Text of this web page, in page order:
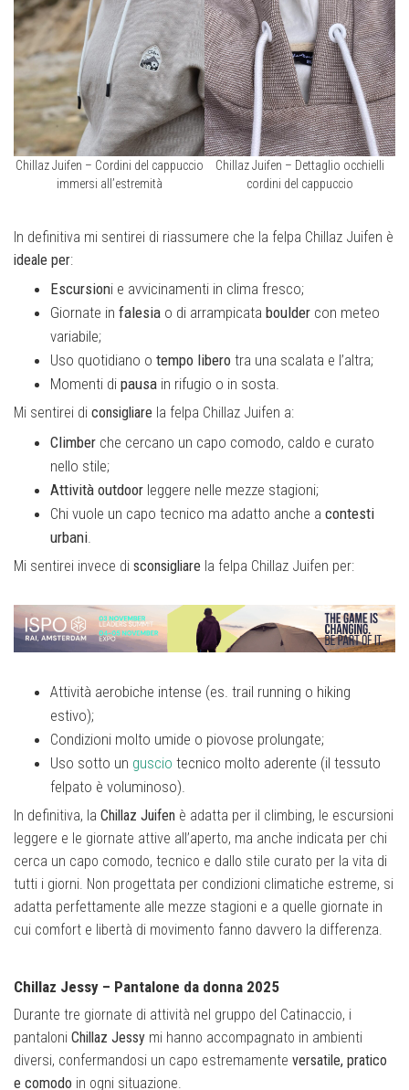
Chillaz Juifen – Cordini del cappuccio
immersi all’estremità
Chillaz Juifen – Dettaglio occhielli
cordini del cappuccio
In definitiva mi sentirei di riassumere che la felpa Chillaz Juifen è
ideale per:
Escursioni e avvicinamenti in clima fresco;
Giornate in falesia o di arrampicata boulder con meteo
variabile;
Uso quotidiano o tempo libero tra una scalata e l’altra;
Momenti di pausa in rifugio o in sosta.
Mi sentirei di consigliare la felpa Chillaz Juifen a:
Climber che cercano un capo comodo, caldo e curato
nello stile;
Attività outdoor leggere nelle mezze stagioni;
Chi vuole un capo tecnico ma adatto anche a contesti
urbani
Mi sentirei invece di sconsigliare la felpa Chillaz Juifen per:
Attività aerobiche intense (es. trail running o hiking
estivo);
Condizioni molto umide o piovose prolungate;
Uso sotto un guscio tecnico molto aderente (il tessuto
felpato è voluminoso).
In definitiva, la Chillaz Juifen è adatta per il climbing, le escursioni
leggere e le giornate attive all’aperto, ma anche indicata per chi
cerca un capo comodo, tecnico e dallo stile curato per la vita di
tutti i giorni. Non progettata per condizioni climatiche estreme, si
adatta perfettamente alle mezze stagioni e a quelle giornate in
cui comfort e libertà di movimento fanno davvero la differenza.
Chillaz Jessy – Pantalone da donna 2025
Durante tre giornate di attività nel gruppo del Catinaccio, i
pantaloni Chillaz Jessy mi hanno accompagnato in ambienti
diversi, confermandosi un capo estremamente versatile, pratico
e comodo in ogni situazione.